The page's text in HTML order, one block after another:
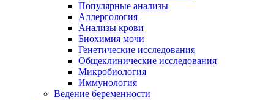
Популярные анализы
Аллергология
Анализы крови
Биохимия мочи
Генетические исследования
Общеклинические исследования
Микробиология
Иммунология
Ведение беременности